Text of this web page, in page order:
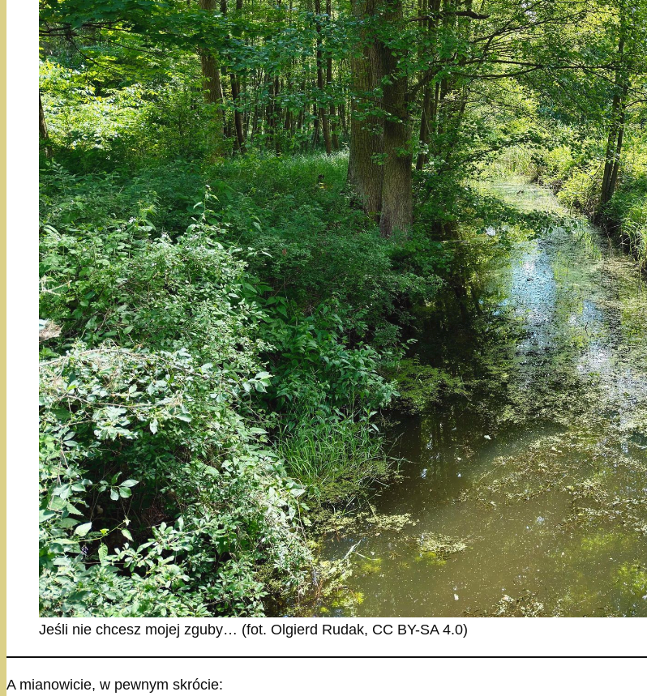
Jeśli nie chcesz mojej zguby… (fot. Olgierd Rudak, CC BY-SA 4.0)
A mianowicie, w pewnym skrócie: